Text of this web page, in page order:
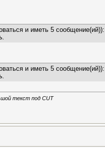
и иметь 5 сообщение(ий)):
и иметь 5 сообщение(ий)):
текст под CUT